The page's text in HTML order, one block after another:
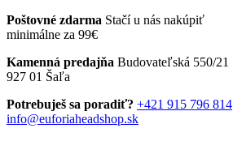
Poštovné zdarma Stačí u nás nakúpiť
minimálne za 99€
Kamenná predajňa Budovateľská 550/21
927 01 Šaľa
Potrebuješ sa poradiť? +421 915 796 814
info@euforiaheadshop.sk